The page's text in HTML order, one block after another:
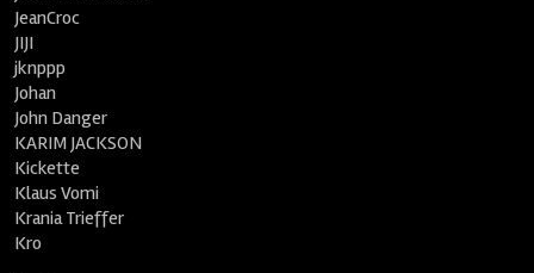
JeanCroc
JIJI
jknppp
Johan
John Danger
KARIM JACKSON
Kickette
Klaus Vomi
Krania Trieffer
Kro